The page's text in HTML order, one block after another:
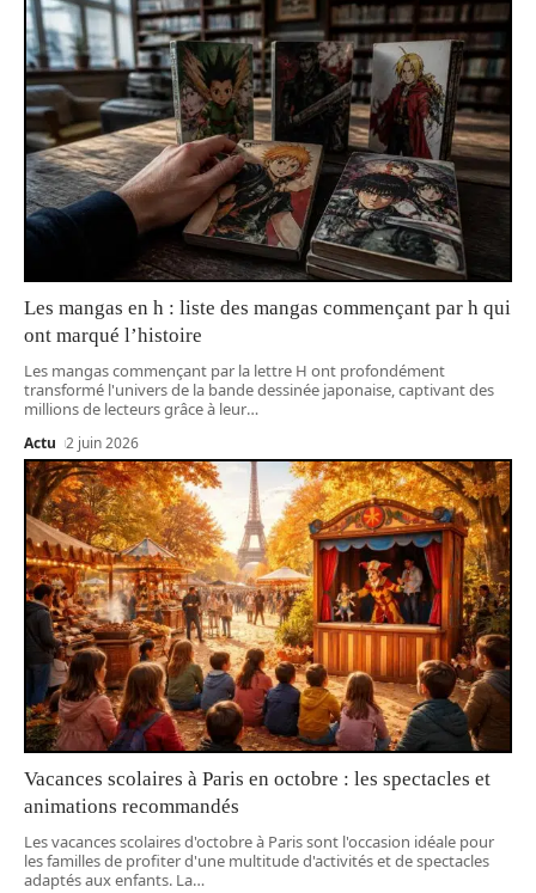
Les mangas en h : liste des mangas commençant par h qui
ont marqué l’histoire
Les mangas commençant par la lettre H ont profondément
transformé l'univers de la bande dessinée japonaise, captivant des
millions de lecteurs grâce à leur…
Actu 2 juin 2026
Vacances scolaires à Paris en octobre : les spectacles et
animations recommandés
Les vacances scolaires d'octobre à Paris sont l'occasion idéale pour
les familles de profiter d'une multitude d'activités et de spectacles
adaptés aux enfants. La…